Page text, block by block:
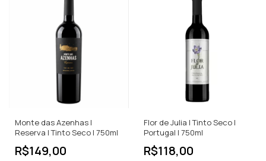
Monte das Azenhas |
Reserva | Tinto Seco | 750ml
R$149,00
Flor de Julia | Tinto Seco |
Portugal | 750ml
R$118,00